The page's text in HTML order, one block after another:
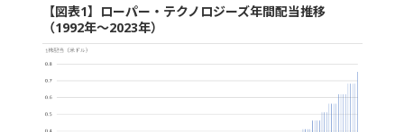
【図表1】ローパー・テクノロジーズ年間配当推移
（1992年～2023年）